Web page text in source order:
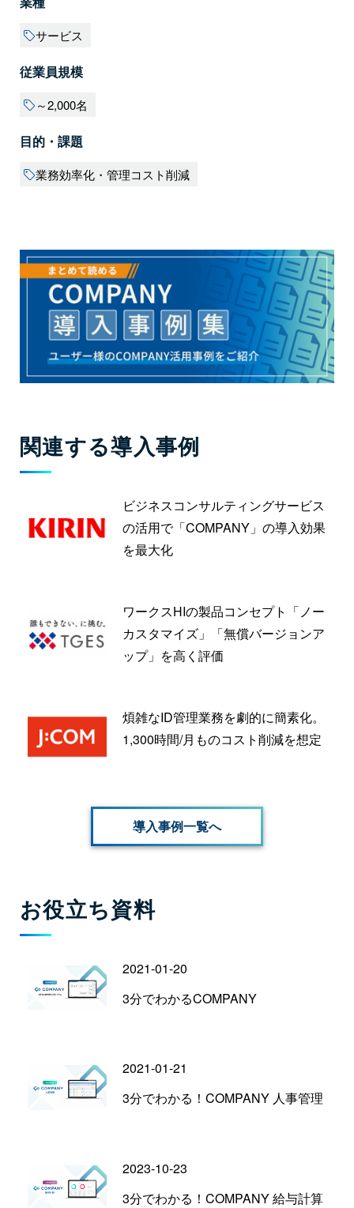
サービス
従業員規模
～2,000名
目的・課題
業務効率化・管理コスト削減
関連する導入事例
ビジネスコンサルティングサービス
の活用で「COMPANY」の導入効果
を最大化
ワークスHIの製品コンセプト「ノー
カスタマイズ」「無償バージョンア
ップ」を高く評価
煩雑なID管理業務を劇的に簡素化。
1,300時間/月ものコスト削減を想定
導入事例一覧へ
お役立ち資料
2021-01-20
3分でわかるCOMPANY
2021-01-21
3分でわかる！COMPANY 人事管理
2023-10-23
3分でわかる！COMPANY 給与計算